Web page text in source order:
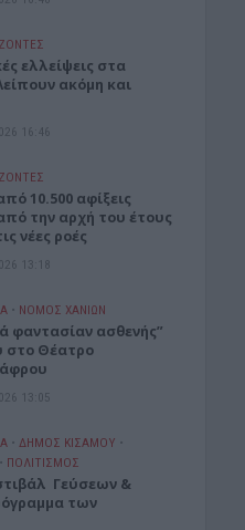
ελλείψεις στα
ακόμη και
16:46
10.500 αφίξεις
την αρχή του έτους
νέες ροές
13:18
• ΝΟΜΌΣ ΧΑΝΊΩΝ
φαντασίαν ασθενής”
στο Θέατρο
13:05
• ΔΉΜΟΣ ΚΙΣΆΜΟΥ •
• ΠΟΛΙΤΙΣΜΟΣ
Γεύσεων &
των